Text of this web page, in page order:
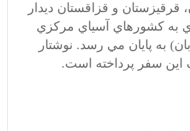
قرقيزستان و قزاقستان ديدار
کشورهاي آسياي مرکزي
در تاريخ 27 اکتبر (5 آبان) به پايان مي رسد. نوشتار
این سفر پرداخته است.